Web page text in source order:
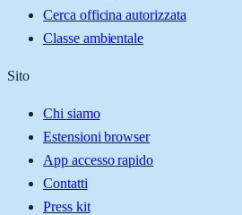
Cerca officina autorizzata
Classe ambientale
Sito
Chi siamo
Estensioni browser
App accesso rapido
Contatti
Press kit